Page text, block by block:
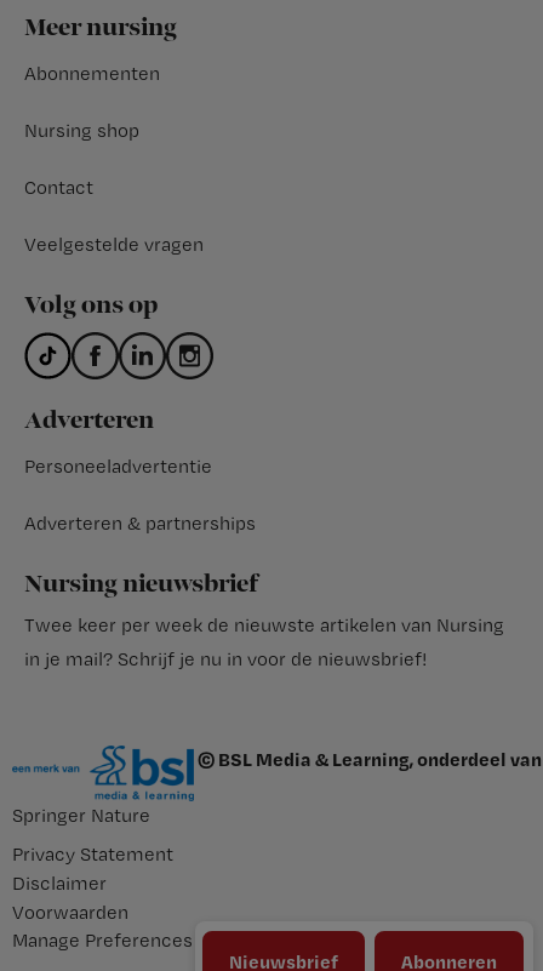
Nieuwsbrief Abonneren
Footer
Meer nursing
Abonnementen
Nursing shop
Contact
Veelgestelde vragen
Volg ons op
Adverteren
Personeeladvertentie
Adverteren & partnerships
Nursing nieuwsbrief
Twee keer per week de nieuwste artikelen van Nursing
in je mail? Schrijf je nu in voor de nieuwsbrief!
© BSL Media & Learning, onderdeel van
Springer Nature
Privacy Statement
Disclaimer
Voorwaarden
Manage Preferences